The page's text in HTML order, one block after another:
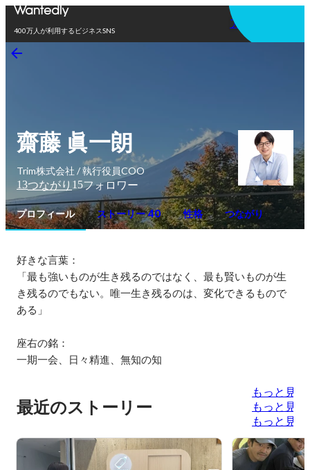
400万人が利用するビジネスSNS
アプリを使う
齋藤 眞一朗
Trim株式会社 / 執行役員COO
13つながり 15フォロワー
プロフィール ストーリー 40 性格 つながり
好きな言葉：
「最も強いものが生き残るのではなく、最も賢いものが生
き残るのでもない。唯一生き残るのは、変化できるもので
ある」
座右の銘：
一期一会、日々精進、無知の知
最近のストーリー
もっと見る
もっと見る
もっと見る